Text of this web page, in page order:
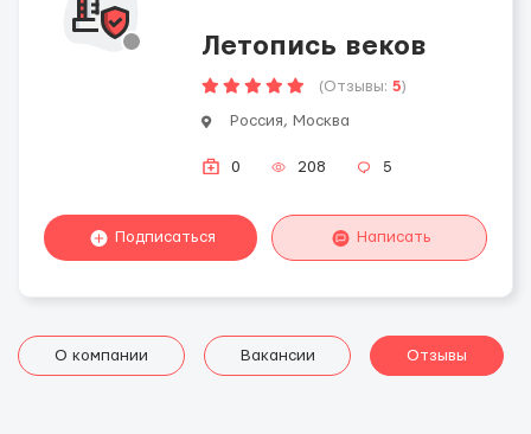
Летопись веков
(Отзывы: 5)
Россия, Москва
0 208 5
Подписаться Написать
О компании Вакансии Отзывы